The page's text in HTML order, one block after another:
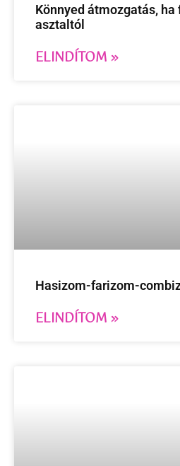
Könnyed átmozgatás,
asztaltól
ELINDÍTOM »
Hasizom-farizom-
ELINDÍTOM »